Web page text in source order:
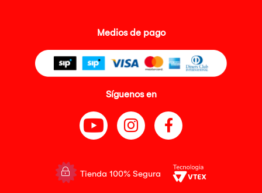
Medios de pago
Síguenos en
Tienda 100% Segura